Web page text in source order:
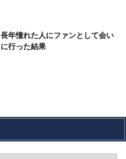
長年憧れた人にファンとして会い
に行った結果